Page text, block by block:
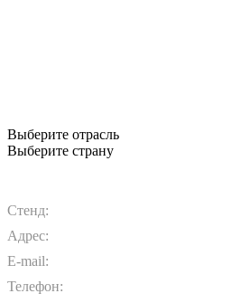
Выберите отрасль
Выберите страну
Стенд:
Адрес:
E-mail:
Телефон: